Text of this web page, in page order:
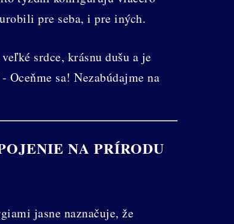
pre seba, i pre iných.
srdce, krásnu dušu a je
sa! Nezabúdajme na
NA PRÍRODU
jasne naznačuje, že